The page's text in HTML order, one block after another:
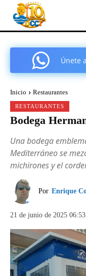
Únete
Inicio Restaurantes
RESTAURANTES
Bodega
Una bodega
Mediterráneo se
michirones y el
Por Enrique
21 de junio de 2025 06:53